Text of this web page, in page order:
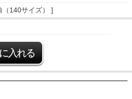
（140サイズ） ]